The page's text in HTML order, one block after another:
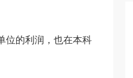
位的利润，也在本科